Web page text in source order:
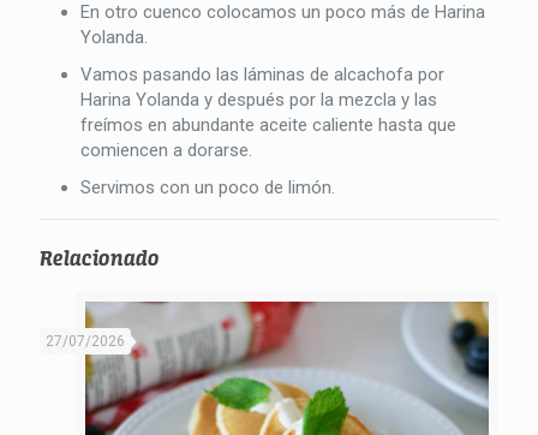
En otro cuenco colocamos un poco más de Harina
Yolanda.
Vamos pasando las láminas de alcachofa por
Harina Yolanda y después por la mezcla y las
freímos en abundante aceite caliente hasta que
comiencen a dorarse.
Servimos con un poco de limón.
Relacionado
27/07/2026